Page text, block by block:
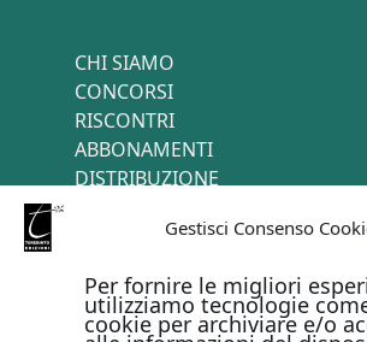
Gestisci Consenso
Per fornire le migliori
utilizziamo tecnologie
cookie per archiviare e/o
CHI SIAMO
CONCORSI
RISCONTRI
ABBONAMENTI
DISTRIBUZIONE
PAGAMENTI ONLINE CON